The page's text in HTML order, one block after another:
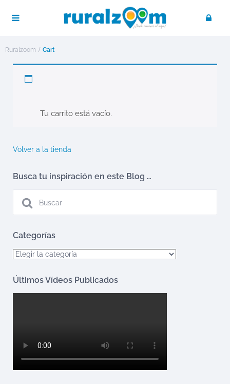
Ruralzoom Cart
Cart
Tu carrito está vacío.
Volver a la tienda
Busca tu inspiración en este Blog …
Categorías
Categorías
Últimos Vídeos Publicados